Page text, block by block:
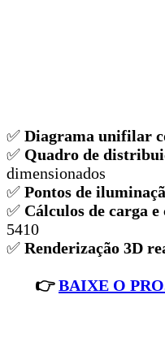
✅ Diagrama unifilar
✅ Quadro de
dimensionados
✅ Pontos de
✅ Cálculos de carga
5410
✅ Renderização 3D
👉BAIXE O